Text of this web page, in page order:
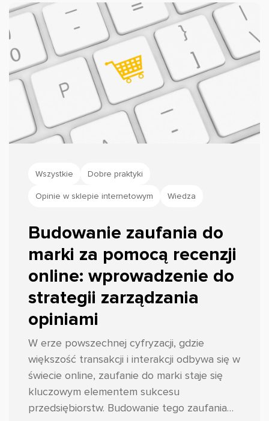
Wszystkie Dobre praktyki
Opinie w sklepie internetowym Wiedza
Budowanie zaufania do
marki za pomocą recenzji
online: wprowadzenie do
strategii zarządzania
opiniami
W erze powszechnej cyfryzacji, gdzie
większość transakcji i interakcji odbywa się w
świecie online, zaufanie do marki staje się
kluczowym elementem sukcesu
przedsiębiorstw. Budowanie tego zaufania